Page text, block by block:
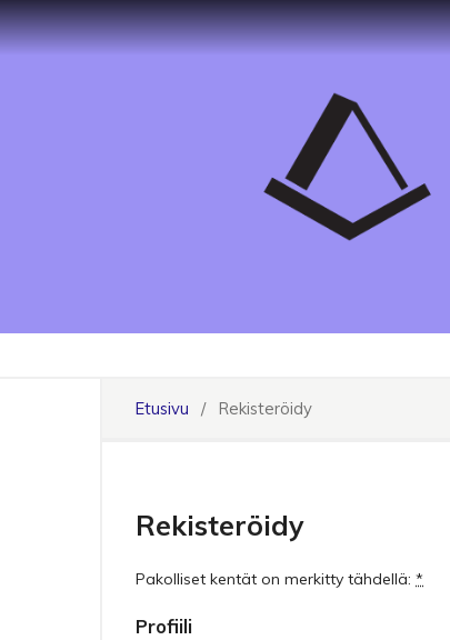
Etusivu / Rekisteröidy
Rekisteröidy
Pakolliset kentät on merkitty tähdellä: *
Profiili